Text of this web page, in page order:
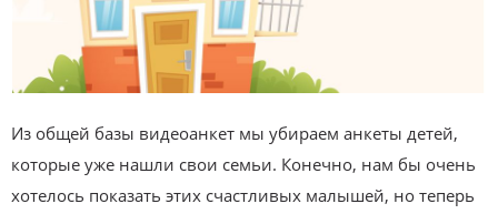
Из общей базы видеоанкет мы убираем анкеты детей,
которые уже нашли свои семьи. Конечно, нам бы очень
хотелось показать этих счастливых малышей, но теперь